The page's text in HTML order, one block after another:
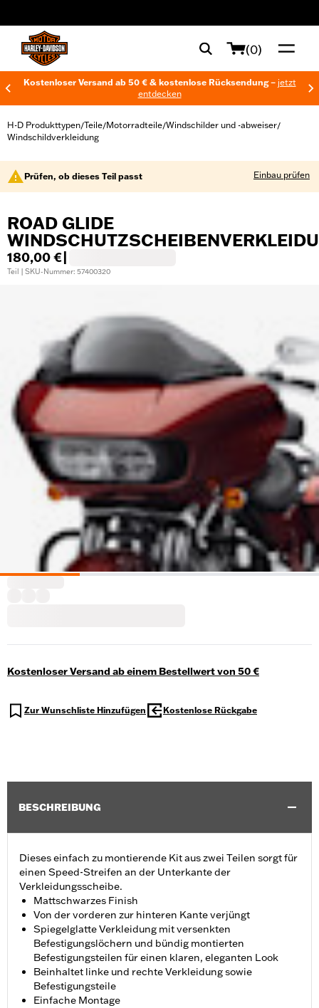
(0)
Kostenloser Versand ab 50 € & kostenlose Rücksendung – jetzt
entdecken
H-D Produkttypen/Teile/Motorradteile/Windschilder und -abweiser/
Windschildverkleidung
Prüfen, ob dieses Teil passt Einbau prüfen
ROAD GLIDE
180,00 €
Teil | SKU-Nummer: 57400320
Kostenloser Versand ab einem Bestellwert von 50 €
Zur Wunschliste Hinzufügen Kostenlose Rückgabe
BESCHREIBUNG
Dieses einfach zu montierende Kit aus zwei Teilen sorgt für
einen Speed-Streifen an der Unterkante der
Verkleidungsscheibe.
Mattschwarzes Finish
Von der vorderen zur hinteren Kante verjüngt
Spiegelglatte Verkleidung mit versenkten
Befestigungslöchern und bündig montierten
Befestigungsteilen für einen klaren, eleganten Look
Beinhaltet linke und rechte Verkleidung sowie
Befestigungsteile
Einfache Montage